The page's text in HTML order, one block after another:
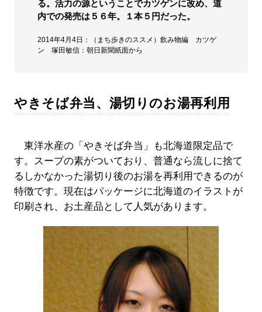
る。活力の源ということでカツゲンに改め、道
内での発売は５６年。１本５円だった。
2014年4月4日：（まち歩きのススメ）飲み物編 カツゲ
ン 塚田敏信：朝日新聞紙面から
やきそば弁当、湯切りのお湯再利用
東洋水産の「やきそば弁当」も北海道限定品で
す。スープの素がついており、普通なら流しに捨て
るしかなかった湯切り後のお湯を再利用できるのが
特徴です。現在はパッケージに北海道のイラストが
印刷され、お土産品として人気があります。